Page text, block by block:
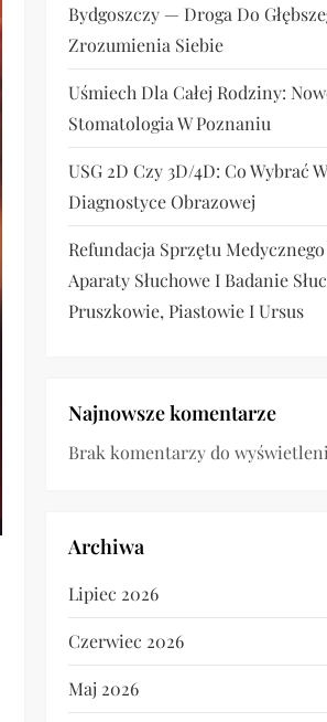
Bydgoszczy — Droga Do
Zrozumienia Siebie
Uśmiech Dla Całej Rodziny:
Stomatologia W Poznaniu
USG 2D Czy 3D/4D: Co Wybrać W
Diagnostyce Obrazowej
Refundacja Sprzętu Medycznego
Aparaty Słuchowe I Badanie
Pruszkowie, Piastowie I Ursus
Najnowsze komentarze
Brak komentarzy do
Archiwa
Lipiec 2026
Czerwiec 2026
Maj 2026